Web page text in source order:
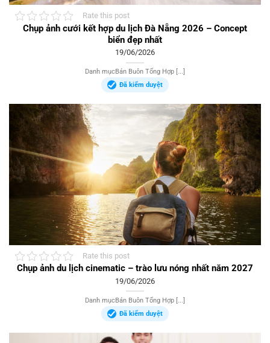
Rate this post
Chụp ảnh cưới kết hợp du lịch Đà Nẵng 2026 – Concept
biển đẹp nhất
19/06/2026
Danh mụcBán Buôn Tổng Hợp [...]
Đã kiểm duyệt
Rate this post
Chụp ảnh du lịch cinematic – trào lưu nóng nhất năm 2027
19/06/2026
Danh mụcBán Buôn Tổng Hợp [...]
Đã kiểm duyệt